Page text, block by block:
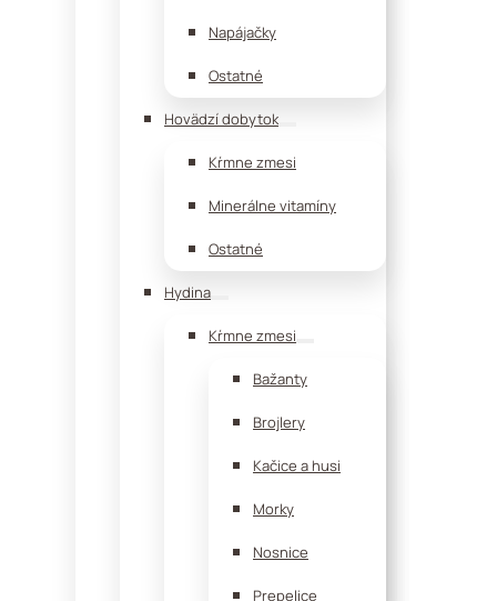
Napájačky
Ostatné
Hovädzí dobytok
Kŕmne zmesi
Minerálne vitamíny
Ostatné
Hydina
Kŕmne zmesi
Bažanty
Brojlery
Kačice a husi
Morky
Nosnice
Prepelice